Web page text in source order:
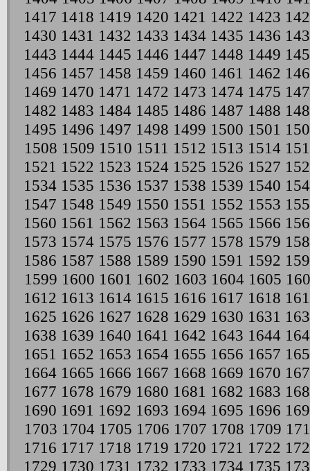
1417 1418 1419 1420 1421 1422 1423
1430 1431 1432 1433 1434 1435 1436
1443 1444 1445 1446 1447 1448 1449
1456 1457 1458 1459 1460 1461 1462
1469 1470 1471 1472 1473 1474 1475
1482 1483 1484 1485 1486 1487 1488
1495 1496 1497 1498 1499 1500 1501
1508 1509 1510 1511 1512 1513 1514
1521 1522 1523 1524 1525 1526 1527
1534 1535 1536 1537 1538 1539 1540
1547 1548 1549 1550 1551 1552 1553
1560 1561 1562 1563 1564 1565 1566
1573 1574 1575 1576 1577 1578 1579
1586 1587 1588 1589 1590 1591 1592
1599 1600 1601 1602 1603 1604 1605
1612 1613 1614 1615 1616 1617 1618
1625 1626 1627 1628 1629 1630 1631
1638 1639 1640 1641 1642 1643 1644
1651 1652 1653 1654 1655 1656 1657
1664 1665 1666 1667 1668 1669 1670
1677 1678 1679 1680 1681 1682 1683
1690 1691 1692 1693 1694 1695 1696
1703 1704 1705 1706 1707 1708 1709
1716 1717 1718 1719 1720 1721 1722
1729 1730 1731 1732 1733 1734 1735